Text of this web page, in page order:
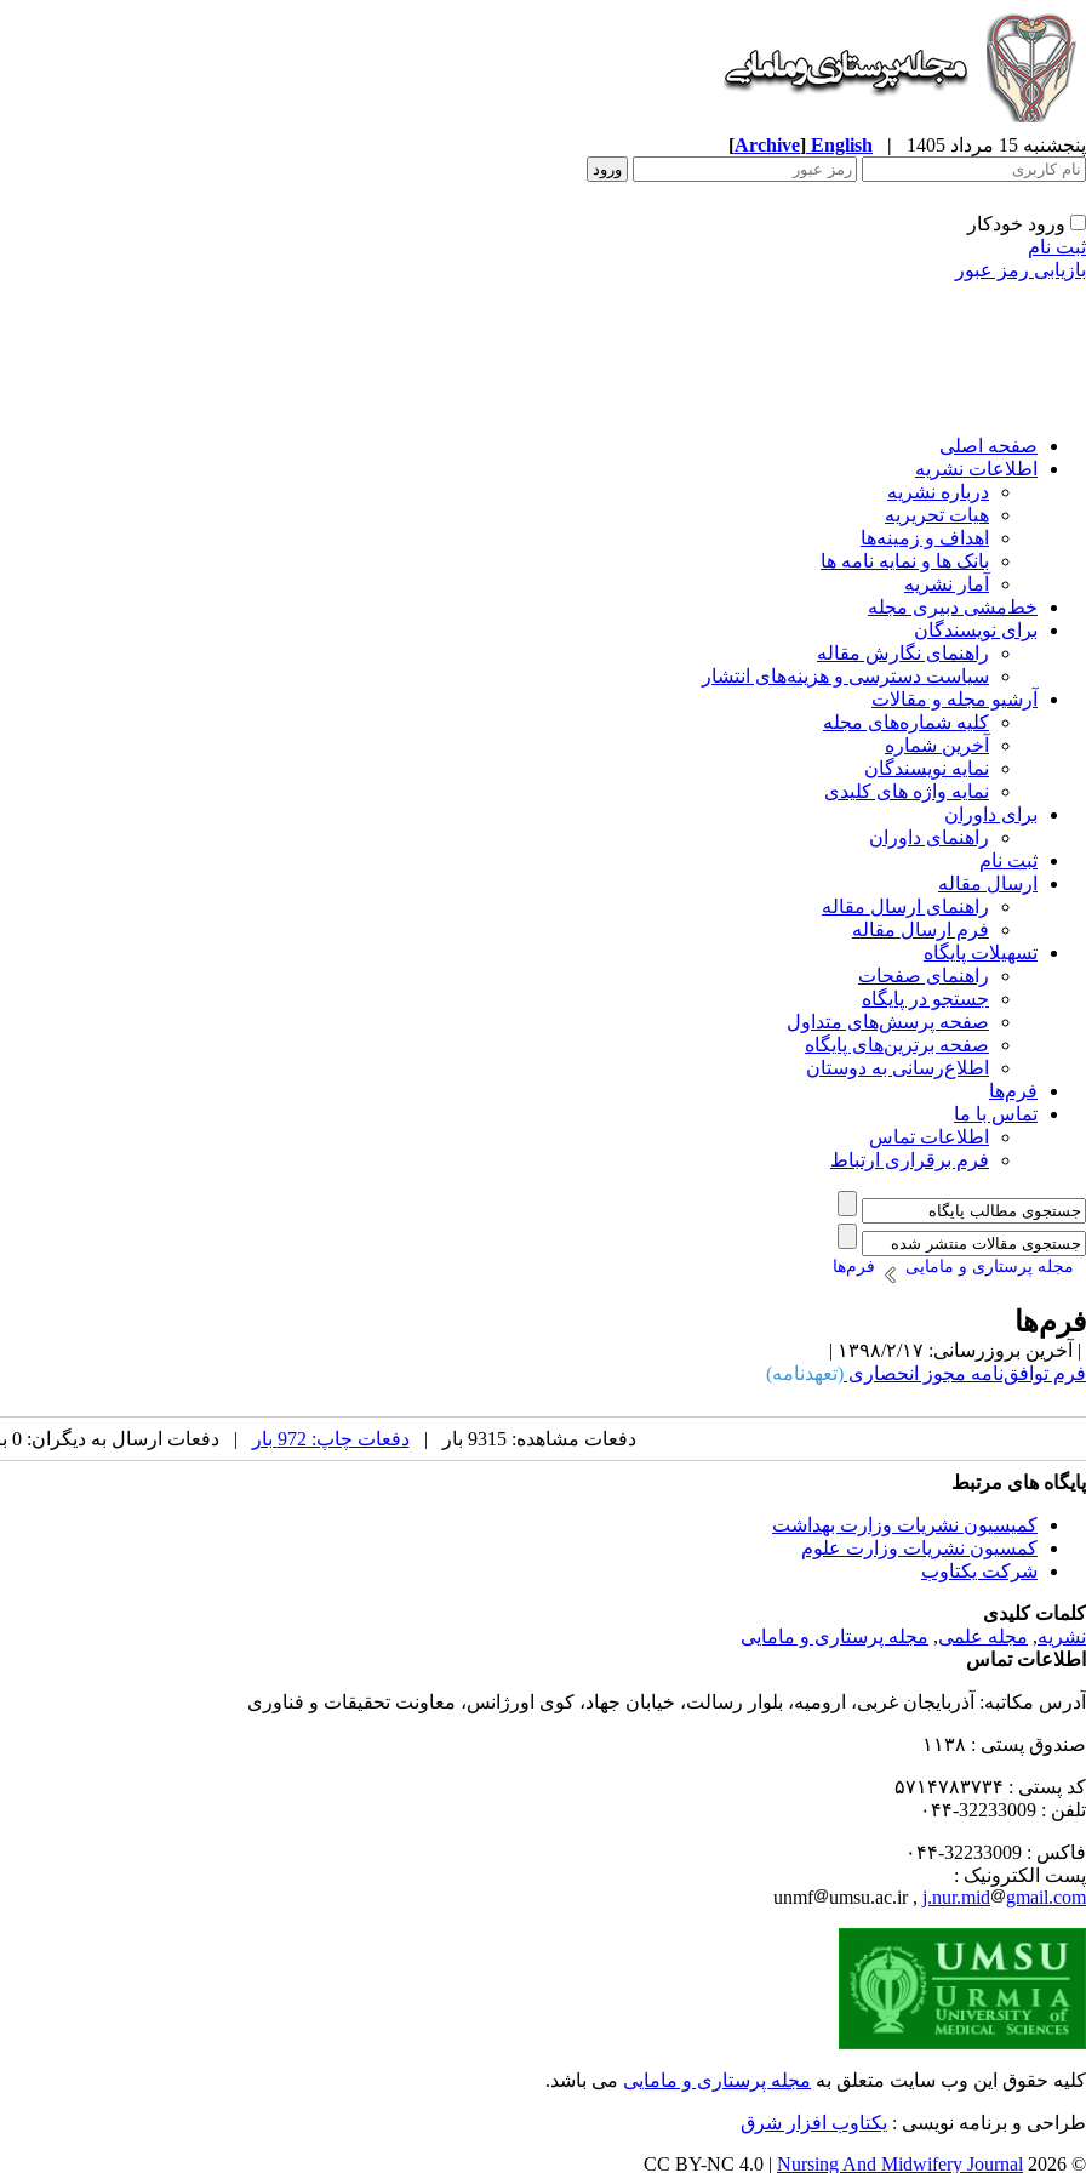
پنجشنبه 15 مرداد 1405 |
English
[Archive]
ورود خودکار
ثبت نام
بازیابی رمز عبور
صفحه اصلی
اطلاعات نشریه
درباره نشریه
هیات تحریریه
اهداف و زمینه‌ها
بانک ها و نمایه نامه ها
آمار نشریه
خط‌مشی دبیری مجله
برای نویسندگان
راهنمای نگارش مقاله
سیاست دسترسی و هزینه‌های انتشار
آرشیو مجله و مقالات
کلیه شماره‌های مجله
آخرین شماره
نمایه نویسندگان
نمایه واژه های کلیدی
برای داوران
راهنمای داوران
ثبت نام
ارسال مقاله
راهنمای ارسال مقاله
فرم ارسال مقاله
تسهیلات پایگاه
راهنمای صفحات
جستجو در پایگاه
صفحه پرسش‌های متداول
صفحه برترین‌های پایگاه
اطلاع‌رسانی به دوستان
فرم‌ها
تماس با ما
اطلاعات تماس
فرم برقراری ارتباط
مجله پرستاری و مامایی فرم‌ها
فرم‌ها
| آخرین بروزرسانی: ۱۳۹۸/۲/۱۷ |
فرم توافق‌نامه مجوز انحصاری (تعهدنامه)
دفعات مشاهده: 9315 بار | دفعات چاپ: 972 بار | دفعات ارسال به دیگران: 0 بار |
پایگاه های مرتبط
کمیسیون نشریات وزارت بهداشت
کمسیون نشریات وزارت علوم
شرکت یکتاوب
کلمات کلیدی
نشریه, مجله علمی, مجله پرستاری و مامایی
اطلاعات تماس
آدرس مکاتبه: آذربایجان غربی، ارومیه، بلوار رسالت، خیابان جهاد، کوی اورژانس، معاونت تحقیقات و فناوری
صندوق پستی : ۱۱۳۸
کد پستی : ۵۷۱۴۷۸۳۷۳۴
تلفن : 32233009-۰۴۴
فاکس : 32233009-۰۴۴
پست الکترونیک :
unmf
umsu.ac.ir , j.nur.mid gmail.com
کلیه حقوق این وب سایت متعلق به مجله پرستاری و مامایی می باشد.
طراحی و برنامه نویسی : یکتاوب افزار شرق
© 2026 CC BY-NC 4.0 |
Nursing And Midwifery Journal